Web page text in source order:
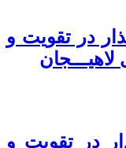
در تقویت و
در تقویت و